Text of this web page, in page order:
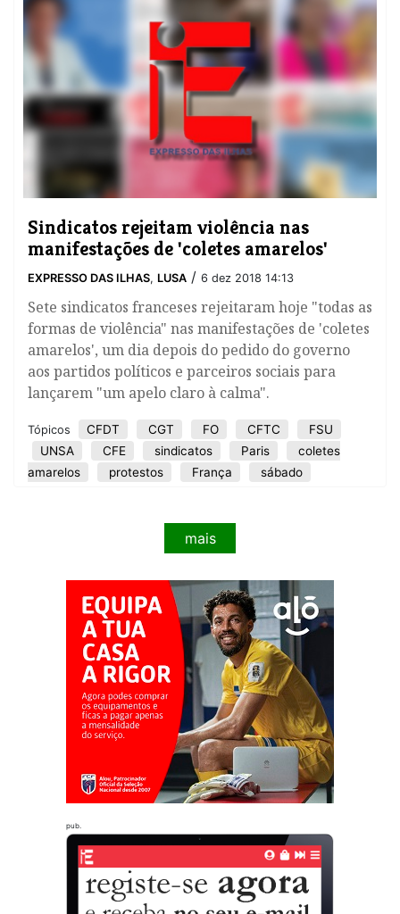
Sindicatos rejeitam violência nas
manifestações de 'coletes amarelos'
EXPRESSO DAS ILHAS, LUSA / 6 dez 2018 14:13
Sete sindicatos franceses rejeitaram hoje "todas as
formas de violência" nas manifestações de 'coletes
amarelos', um dia depois do pedido do governo
aos partidos políticos e parceiros sociais para
lançarem "um apelo claro à calma".
Tópicos CFDT CGT FO CFTC
FSU
UNSA
CFE sindicatos Paris
coletes
amarelos
protestos França sábado
mais
pub.